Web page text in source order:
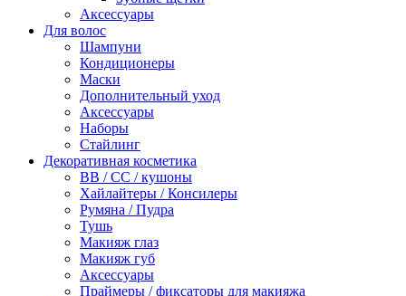
Аксессуары
Для волос
Шампуни
Кондиционеры
Маски
Дополнительный уход
Аксессуары
Наборы
Стайлинг
Декоративная косметика
BB / CC / кушоны
Хайлайтеры / Консилеры
Румяна / Пудра
Тушь
Макияж глаз
Макияж губ
Аксессуары
Праймеры / фиксаторы для макияжа